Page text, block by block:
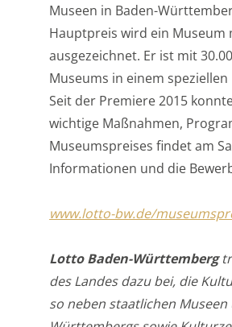
Museen in Baden-
Hauptpreis wird ein Museum
ausgezeichnet. Er ist mit
Museums in einem
Seit der Premiere 2015
wichtige Maßnahmen,
Museumspreises findet am
Informationen und die
www.lotto-bw.de/
Lotto Baden-Württemberg
des Landes dazu bei, die
so neben staatlichen